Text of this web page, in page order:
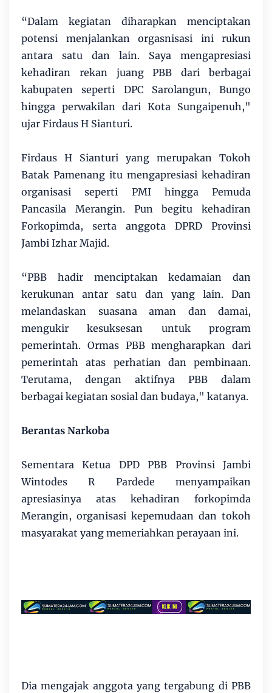
“Dalam kegiatan diharapkan menciptakan
potensi menjalankan orgasnisasi ini rukun
antara satu dan lain. Saya mengapresiasi
kehadiran rekan juang PBB dari berbagai
kabupaten seperti DPC Sarolangun, Bungo
hingga perwakilan dari Kota Sungaipenuh,"
ujar Firdaus H Sianturi.
Firdaus H Sianturi yang merupakan Tokoh
Batak Pamenang itu mengapresiasi kehadiran
organisasi seperti PMI hingga Pemuda
Pancasila Merangin. Pun begitu kehadiran
Forkopimda, serta anggota DPRD Provinsi
Jambi Izhar Majid.
“PBB hadir menciptakan kedamaian dan
kerukunan antar satu dan yang lain. Dan
melandaskan suasana aman dan damai,
mengukir kesuksesan untuk program
pemerintah. Ormas PBB mengharapkan dari
pemerintah atas perhatian dan pembinaan.
Terutama, dengan aktifnya PBB dalam
berbagai kegiatan sosial dan budaya," katanya.
Berantas Narkoba
Sementara Ketua DPD PBB Provinsi Jambi
Wintodes R Pardede menyampaikan
apresiasinya atas kehadiran forkopimda
Merangin, organisasi kepemudaan dan tokoh
masyarakat yang memeriahkan perayaan ini.
Dia mengajak anggota yang tergabung di PBB